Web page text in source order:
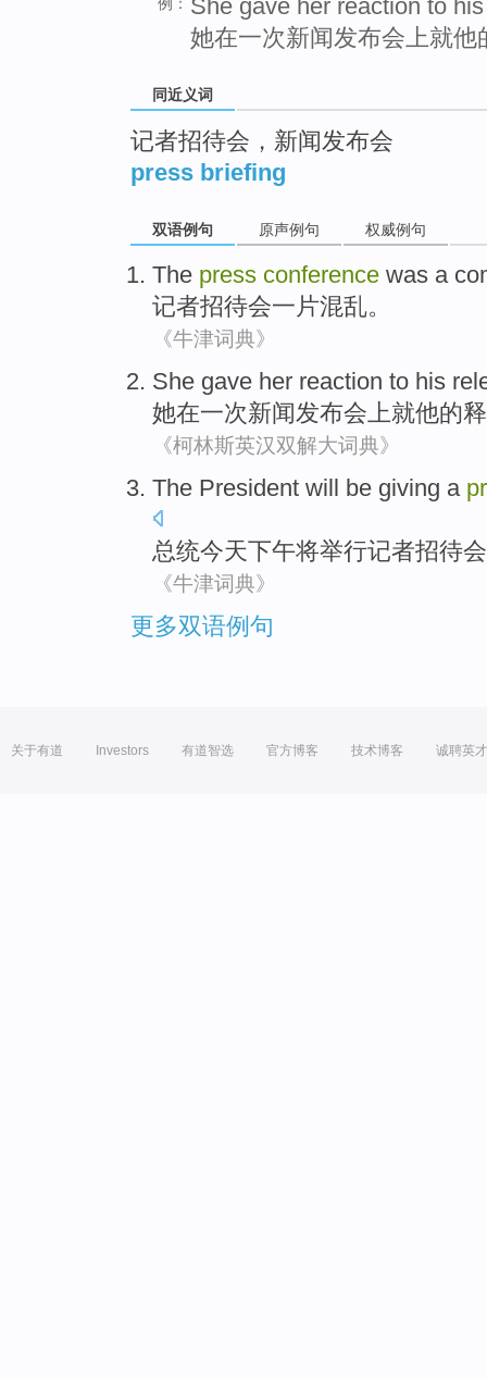
She gave her reaction to
她在一次新闻发布会上就他
同近义词
记者招待会，新闻发布会
press briefing
双语例句 原声例句 权威例句
The press conference was a
记者招待会一片混乱。
《牛津词典》
She gave her reaction to his
她在一次新闻发布会上就他的
《柯林斯英汉双解大词典》
The President will be giving a
总统今天下午将举行记者招待会
《牛津词典》
更多双语例句
关于有道 Investors 有道智选 官方博客 技术博客 诚聘英才